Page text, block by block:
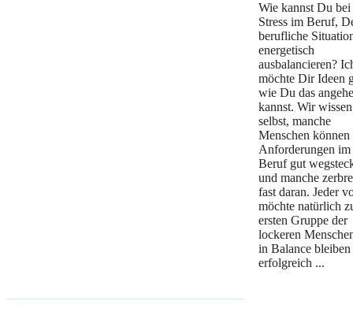
Wie kannst Du bei
Stress im Beruf,
berufliche
energetisch
ausbalancieren?
möchte Dir Ideen
wie Du das
kannst. Wir wissen
selbst, manche
Menschen können
Anforderungen im
Beruf gut
und manche
fast daran. Jeder
möchte natürlich
ersten Gruppe der
lockeren
in Balance
erfolgreich ...